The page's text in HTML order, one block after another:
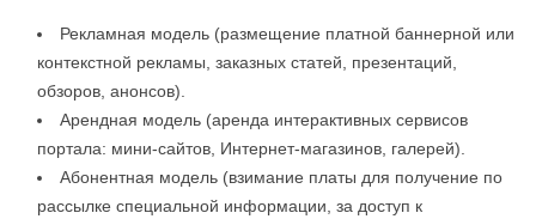
Рекламная модель (размещение платной баннерной или
контекстной рекламы, заказных статей, презентаций,
обзоров, анонсов).
Арендная модель (аренда интерактивных сервисов
портала: мини-сайтов, Интернет-магазинов, галерей).
Абонентная модель (взимание платы для получение по
рассылке специальной информации, за доступ к